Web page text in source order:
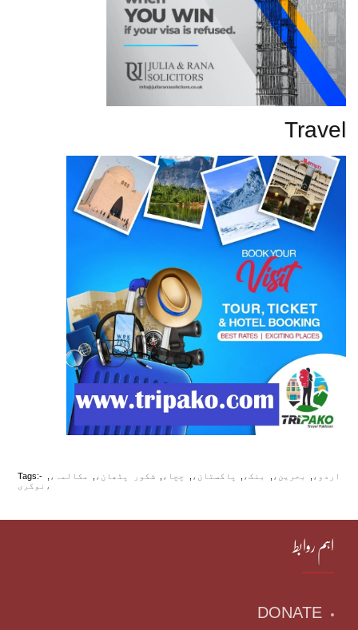
Travel
Tags:- اردو، بحرین، بنک، پاکستان، چچا، شکور پٹھان، مکالمہ،
نوکری،
اہم روابط
DONATE